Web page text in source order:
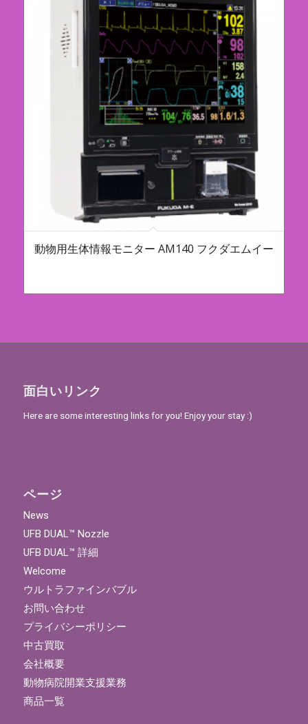
動物用生体情報モニター AM140 フクダエムイー
面白いリンク
Here are some interesting links for you! Enjoy your stay :)
ページ
News
UFB DUAL™ Nozzle
UFB DUAL™ 詳細
Welcome
ウルトラファインバブル
お問い合わせ
プライバシーポリシー
中古買取
会社概要
動物病院開業支援業務
商品一覧